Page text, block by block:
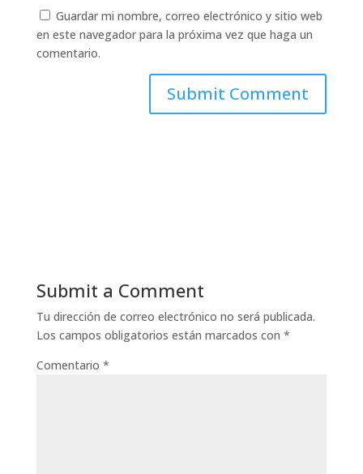
Guardar mi nombre, correo electrónico y sitio web
en este navegador para la próxima vez que haga un
comentario.
Submit a Comment
Tu dirección de correo electrónico no será publicada.
Los campos obligatorios están marcados con *
Comentario *